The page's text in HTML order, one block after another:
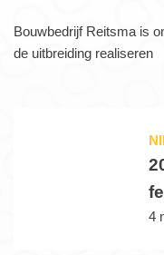
Bouwbedrijf Reitsma is
de uitbreiding realiseren
4